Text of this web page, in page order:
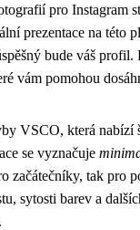
pro Instagram
prezentace na této
bude váš
vám pomohou
VSCO, která
se vyznačuje
začátečníky, tak pro
sytosti barev a